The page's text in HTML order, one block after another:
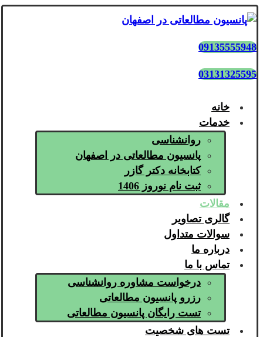
09135555948
03131325595
خانه
خدمات
روانشناسی
پانسیون مطالعاتی در اصفهان
کتابخانه دکتر گازر
ثبت نام نوروز 1406
مقالات
گالری تصاویر
سوالات متداول
درباره ما
تماس با ما
درخواست مشاوره روانشناسی
رزرو پانسیون مطالعاتی
تست رایگان پانسیون مطالعاتی
تست های شخصیت